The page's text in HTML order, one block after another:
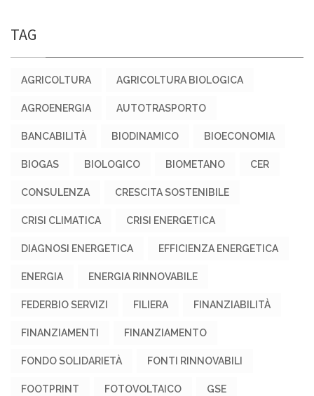
TAG
AGRICOLTURA AGRICOLTURA BIOLOGICA
AGROENERGIA AUTOTRASPORTO
BANCABILITÀ BIODINAMICO BIOECONOMIA
BIOGAS BIOLOGICO BIOMETANO CER
CONSULENZA CRESCITA SOSTENIBILE
CRISI CLIMATICA CRISI ENERGETICA
DIAGNOSI ENERGETICA EFFICIENZA ENERGETICA
ENERGIA ENERGIA RINNOVABILE
FEDERBIO SERVIZI FILIERA FINANZIABILITÀ
FINANZIAMENTI FINANZIAMENTO
FONDO SOLIDARIETÀ FONTI RINNOVABILI
FOOTPRINT FOTOVOLTAICO GSE